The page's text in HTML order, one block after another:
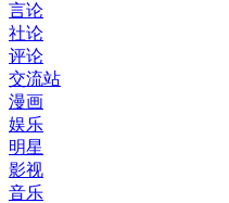
言论
社论
评论
交流站
漫画
娱乐
明星
影视
音乐